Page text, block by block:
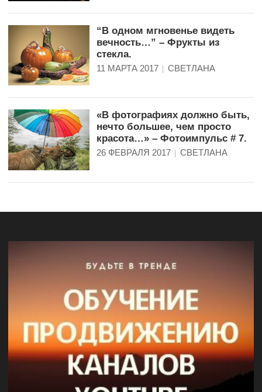
“В одном мгновенье видеть
вечность…” – Фрукты из
стекла.
11 МАРТА 2017 СВЕТЛАНА
«В фотографиях должно быть,
нечто большее, чем просто
красота…» – Фотоимпульс # 7.
26 ФЕВРАЛЯ 2017 СВЕТЛАНА